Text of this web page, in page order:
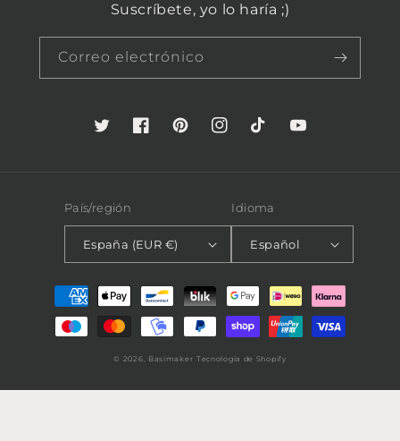
Suscríbete, yo lo haría ;)
Correo electrónico
TwitterFacebookPinterestInstagramTikTokYouTube
País/región
España (EUR €)
Idioma
Español
Formas
pago
© 2026, Basimaker Tecnología de Shopify